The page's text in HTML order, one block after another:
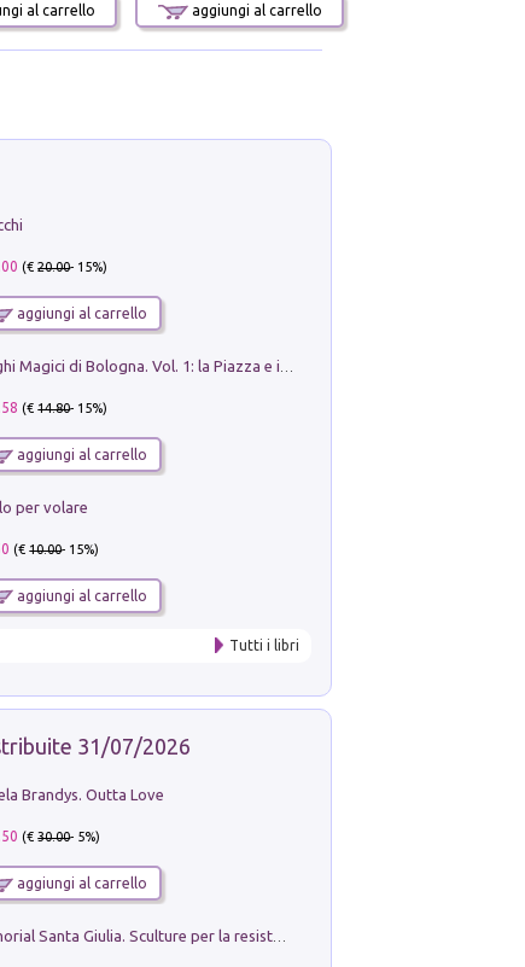
al carrello aggiungi al carrello
(€20.00- 15%)
aggiungi al carrello
(€14.80- 15%)
aggiungi al carrello
per volare
(€10.00- 15%)
aggiungi al carrello
Tutti i libri
31/07/2026
Brandys. Outta Love
(€30.00- 5%)
aggiungi al carrello